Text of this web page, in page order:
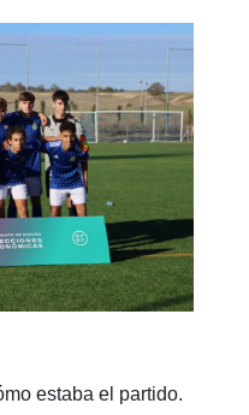
estaba el partido.